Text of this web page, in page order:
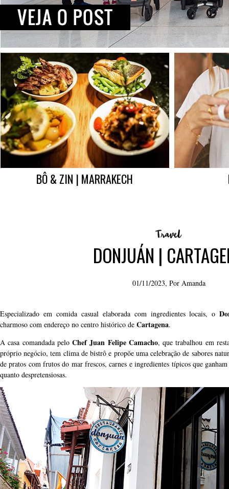
BÔ & ZIN | MARRAKECH
DONJUÁN |
01/11/2023, Por Amanda
Especializado em comida casual elaborada com ingredientes locais, o
charmoso com endereço no centro histórico de Cartagena.
A casa comandada pelo Chef Juan Felipe Camacho, que trabalhou em
próprio negócio, tem clima de bistrô e propõe uma celebração de sabores
de pratos com frutos do mar frescos, carnes e ingredientes típicos que
quanto despretensiosas.